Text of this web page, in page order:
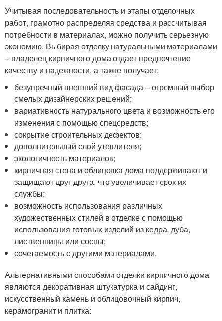
Учитывая последовательность и этапы отделочных
работ, грамотно распределяя средства и рассчитывая
потребности в материалах, можно получить серьезную
экономию. Выбирая отделку натуральными материалами
– владелец кирпичного дома отдает предпочтение
качеству и надежности, а также получает:
безупречный внешний вид фасада – огромный выбор
смелых дизайнерских решений;
вариативность натурального цвета и возможность его
изменения с помощью спецсредств;
сокрытие строительных дефектов;
дополнительный слой утеплителя;
экологичность материалов;
кирпичная стена и облицовка дома поддерживают и
защищают друг друга, что увеличивает срок их
службы;
возможность использования различных
художественных стилей в отделке с помощью
использования готовых изделий из кедра, дуба,
лиственницы или сосны;
сочетаемость с другими материалами.
Альтернативными способами отделки кирпичного дома
являются декоративная штукатурка и сайдинг,
искусственный камень и облицовочный кирпич,
керамогранит и плитка: